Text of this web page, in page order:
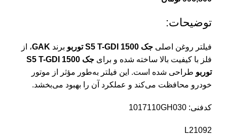
توضیحات:
فیلتر روغن اصلی جک S5 T-GDI 1500 توربو برند GAK، از
فلز با کیفیت بالا ساخته شده و برای
جک S5 T-GDI 1500
توربو طراحی شده است. این فیلتر به‌طور مؤثر از موتور
خودرو محافظت می‌کند و عملکرد آن را بهبود می‌بخشد.
کدفنی: 1017110GH030
L21092